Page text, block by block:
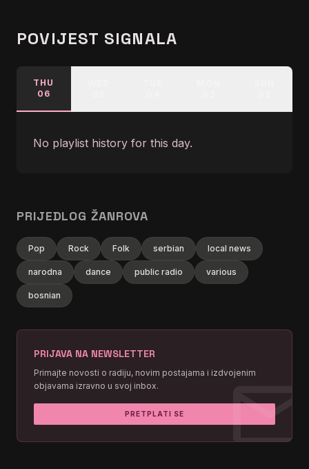
POVIJEST SIGNALA
THU
06
No playlist history for this day.
PRIJEDLOG ŽANROVA
Pop Rock Folk serbian local news
narodna dance public radio various
bosnian
PRIJAVA NA NEWSLETTER
Primajte novosti o radiju, novim postajama i izdvojenim
objavama izravno u svoj inbox.
PRETPLATI SE